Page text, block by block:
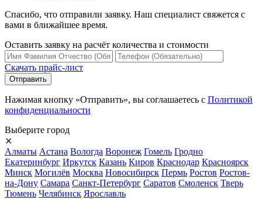
Спасибо, что отправили заявку. Наш специалист свяжется с
вами в ближайшее время.
Оставить заявку на расчёт количества и стоимости
Скачать прайс-лист
Нажимая кнопку «Отправить», вы соглашаетесь с Политикой
конфиденциальности
Выберите город
⨯
Алматы Астана Вологда Воронеж Гомель Гродно
Екатеринбург Иркутск Казань Киров Краснодар Красноярск
Минск Могилёв Москва Новосибирск Пермь Ростов Ростов-
на-Дону Самара Санкт-Петербург Саратов Смоленск Тверь
Тюмень Челябинск Ярославль